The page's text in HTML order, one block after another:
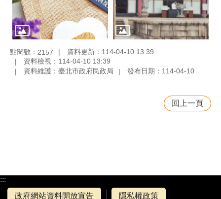
點閱數： 2157
資料更新：114-04-10 13:39
資料檢視：114-04-10 13:39
資料維護：臺北市政府民政局
發布日期：114-04-10
回上一頁
:::
政府網站資料開放宣告
隱私權政策